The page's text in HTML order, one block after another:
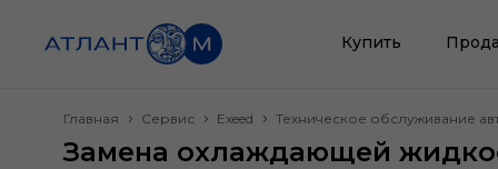
Купить
Главная Сервис Exeed Техническое обслуживание
Замена охлаждающей